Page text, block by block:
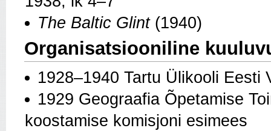
The Baltic Glint(1940)
Organisatsiooniline
1928–1940 Tartu Ülikooli Eesti
1929 Geograafia Õpetamise
koostamise komisjoni esimees